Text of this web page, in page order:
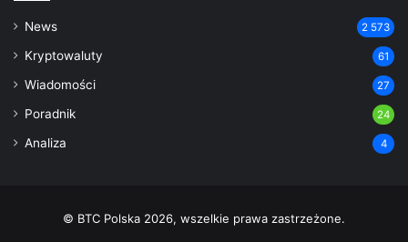
News 2 573
Kryptowaluty 61
Wiadomości 27
Poradnik 24
Analiza 4
© BTC Polska 2026, wszelkie prawa zastrzeżone.